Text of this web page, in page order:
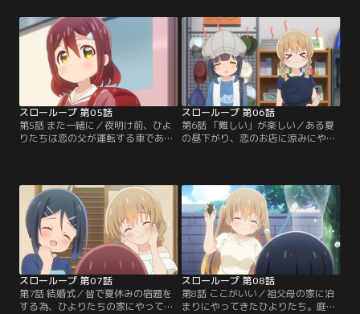
りをしている写真でした。昔はよく
恋の家族と一緒に、「釣りキャン
プ」に行っていたというひより。そ
れを聞いた小春は、家族の親睦を深
めるためにある事を思い付き…。
ミングの「時合い」が来ている為、
小春にも釣ってもらおうと代わりに
キャスティングをしてあげるひよ
り。しかし小春は「自分でやりた
い」と言い争いになります…。
スローループ 第05話
第5話 また一緒に／夜明け前、ひよ
りたちは恋の父が運転する車である
す。店の前に到着すると、釣具の準
備を手伝う二葉がいました。先日、
ひよりに対して「変な事を言ってし
まった」と謝る二葉。気にしていな
いと告げるひよりでしたが…。
スローループ 第06話
第6話 「難しい」が楽しい／ある夏
の昼下がり、恋のお店に涼みにやっ
りを諦めた事をひよりから聞いた良
太は、暑いからこそ「釣りしよう
ぜ！」と提案します。それは船に乗
ってのシイラ釣り。後日、早朝に集
まったひよりたちが準備をしている
と…。
スローループ 第07話
第7話 結婚式／皆で夏休みの宿題を
する為、ひよりたちの家にやってき
スローループ 第08話
第8話 ここがいい／祖父母の家に泊
まりにやってきたひよりたち。庭で